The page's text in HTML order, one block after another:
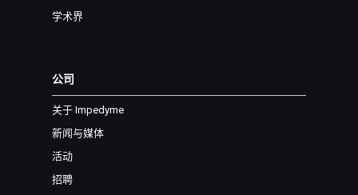
学术界
公司
关于 Impedyme
新闻与媒体
活动
招聘